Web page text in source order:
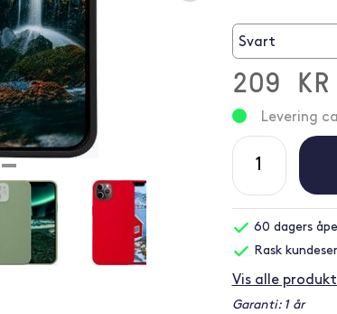
Svart
209 KR
Levering
60 dagers
Rask
Vis alle
Garanti: 1 år